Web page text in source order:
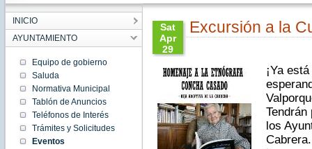
INICIO
AYUNTAMIENTO
Equipo de gobierno
Saluda
Normativa Municipal
Tablón de Anuncios
Teléfonos de Interés
Trámites y Solicitudes
Eventos
Sat
Apr
29
CEST
10:51:00
CEST
2017
Sat Apr
29
Excursión a la
¡Ya
Tendrán
los
Cabrera.